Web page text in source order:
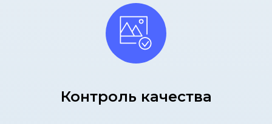
Контроль качества